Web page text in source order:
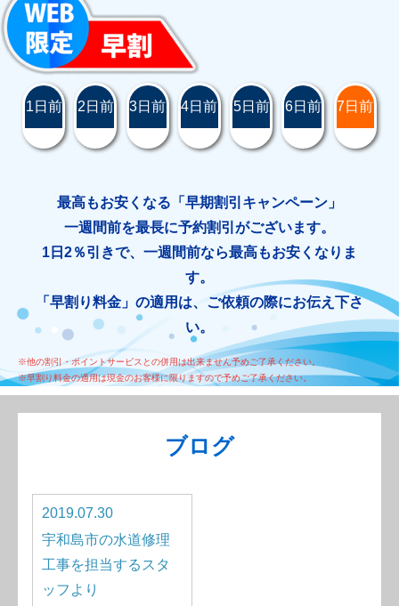
1日前 2日前 3日前 4日前 5日前 6日前 7日前
最高もお安くなる「早期割引キャンペーン」
一週間前を最長に予約割引がございます。
1日2％引きで、一週間前なら最高もお安くなりま
す。
「早割り料金」の適用は、ご依頼の際にお伝え下さ
い。
※他の割引・ポイントサービスとの併用は出来ません予めご了承ください。
※早割り料金の適用は現金のお客様に限りますので予めご了承ください。
ブログ
2019.07.30
宇和島市の水道修理
工事を担当するスタ
ッフより